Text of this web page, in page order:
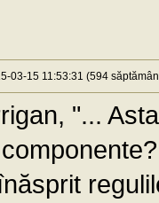
03-15 11:53:31 (594
"...